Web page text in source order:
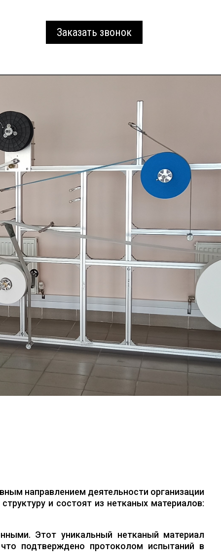
Заказать звонок
направлением деятельности организации
и состоят из нетканых материалов:
Этот уникальный нетканый материал
подтверждено протоколом испытаний в